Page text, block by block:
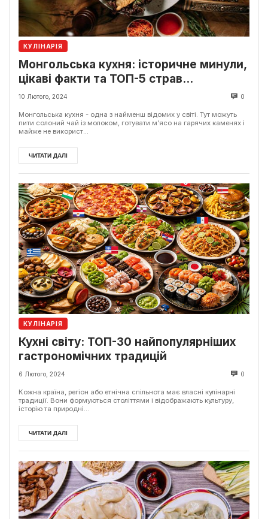
КУЛІНАРІЯ
Монгольська кухня: історичне минули,
цікаві факти та ТОП-5 страв
монгольської кухні
10 Лютого, 2024 0
Монгольська кухня - одна з найменш відомих у світі. Тут можуть
пити солоний чай із молоком, готувати м’ясо на гарячих каменях і
майже не використ...
ЧИТАТИ ДАЛІ
КУЛІНАРІЯ
Кухні світу: ТОП-30 найпопулярніших
гастрономічних традицій
6 Лютого, 2024 0
Кожна країна, регіон або етнічна спільнота має власні кулінарні
традиції. Вони формуються століттями і відображають культуру,
історію та природні...
ЧИТАТИ ДАЛІ